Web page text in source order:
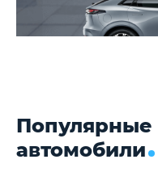
Популярные
автомобили